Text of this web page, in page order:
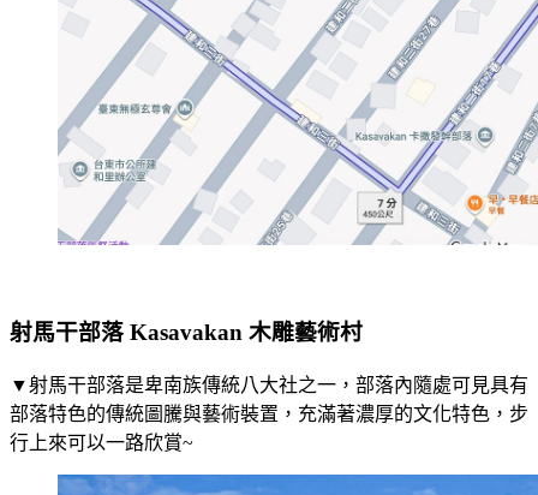
射馬干部落 Kasavakan 木雕藝術村
▼射馬干部落是卑南族傳統八大社之一，部落內隨處可見具有
部落特色的傳統圖騰與藝術裝置，充滿著濃厚的文化特色，步
行上來可以一路欣賞~